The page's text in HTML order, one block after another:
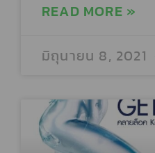
ANJALI CLINIC สาขาเกษต
READ MORE »
มิถุนายน 8, 2021